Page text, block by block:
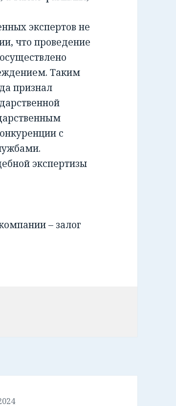
экспертов не
что проведение
Таким
признал
с
экспертизы
– залог